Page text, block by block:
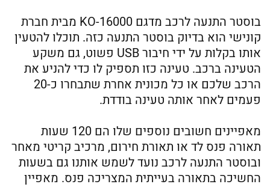
בוסטר התנעה לרכב מדגם KO-16000 מבית חברת
קונישי הוא בדיוק בוסטר התנעה כזה. תוכלו להטעין
אותו בקלות על ידי חיבור USB פשוט, גם משקע
הטעינה ברכב. טעינה כזו תספיק לו כדי להניע את
הרכב שלכם או כל מכונית אחרת שתבחרו כ-20
פעמים לאחר אותה טעינה בודדת.
מאפיינים חשובים נוספים שלו הם 120 שעות
תאורה פנס לד או תאורת חירום, מרכיב קריטי מאחר
ובוסטר התנעה לרכב נועד לשמש אותנו גם בשעות
החשיכה בתאורה בעייתית המצריכה פנס. מאפיין